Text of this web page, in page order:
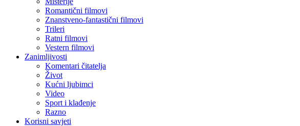
Romantični filmovi
Znanstveno-fantastični filmovi
Trileri
Ratni filmovi
Vestern filmovi
Zanimljivosti
Komentari čitatelja
Život
Kućni ljubimci
Video
Sport i klađenje
Razno
Korisni savjeti